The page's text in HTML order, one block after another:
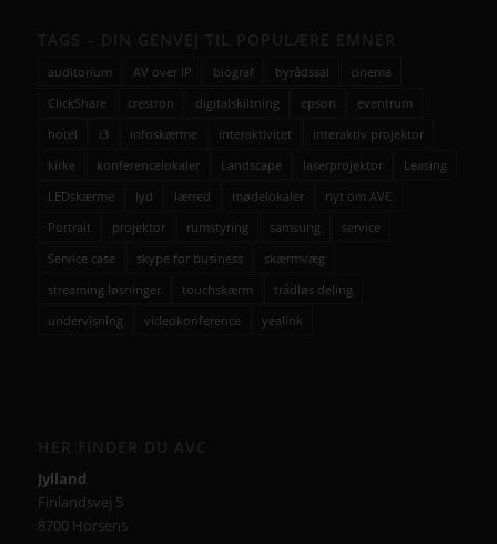
auditorium AV over IP biograf byrådssal
cinema
ClickShare
crestron digitalskiltning epson
eventrum
hotel
i3 infoskærme interaktivitet
interaktiv projektor
kirke
konferencelokaler Landscape laserprojektor
Leasing
LEDskærme
lyd lærred mødelokaler
nyt om AVC
Portrait
projektor rumstyring samsung
service
Service case
skype for business
skærmvæg
streaming løsninger
touchskærm
trådløs deling
undervisning
videokonference yealink
Jylland
Finlandsvej 5
8700 Horsens